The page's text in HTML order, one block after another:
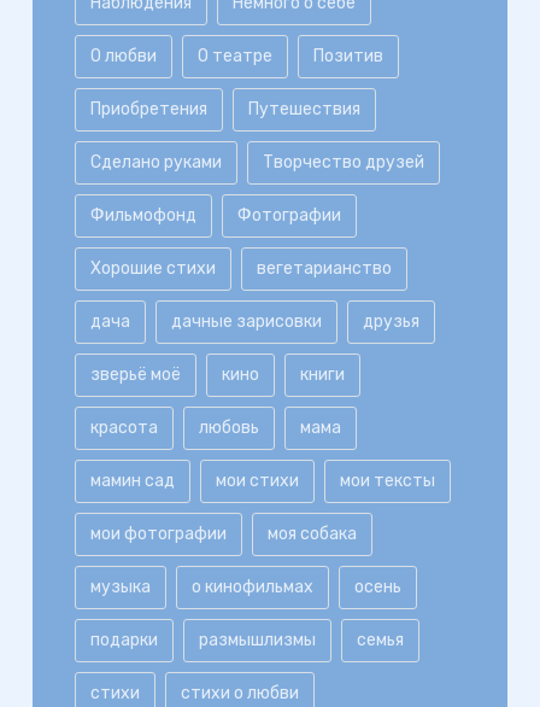
О любви О театре Позитив
Приобретения Путешествия
Сделано руками Творчество друзей
Фильмофонд Фотографии
Хорошие стихи вегетарианство
дача дачные зарисовки друзья
зверьё моё кино книги
красота любовь мама
мамин сад мои стихи мои тексты
мои фотографии моя собака
музыка о кинофильмах осень
подарки размышлизмы семья
стихи стихи о любви